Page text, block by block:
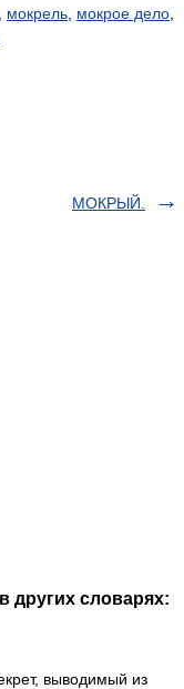
мокрель мокрое дело
МОКРЫЙ.
других словарях:
выводимый из